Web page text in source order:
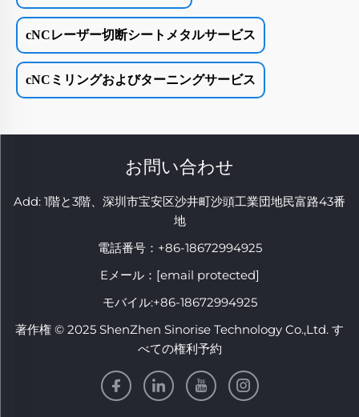
cNCレーザー切断シートメタルサービス
cNCミリングおよびターニングサービス
お問い合わせ
Add: 1階と3階、深圳市宝安区沙井町沙頭工業団地民富路43番
地
電話番号： +86-18672994925
Eメール： [email protected]
モバイル:+86-18672994925
著作権 © 2025 ShenZhen Sinorise Technology Co.,Ltd. す
べての権利予約